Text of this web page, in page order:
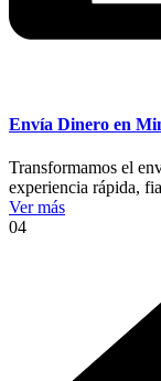
Envía Dinero en
Transformamos el
experiencia rápida,
Ver más
04